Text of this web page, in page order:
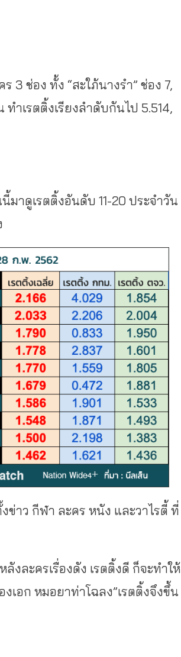
3 ช่อง ทั้ง “สะใภ้นางรำ” ช่อง 7,
ำเรตติ้งเรียงลำดับกันไป 5.514,
าดูเรตติ้งอันดับ 11-20 ประจำวัน
ข่าว กีฬา ละคร หนัง และวาไรตี้ ที่
งละครเรื่องดัง เรตติ้งดี ก็จะทำให้
เอก หมอยาท่าโฉลง”เรตติ้งจึงขึ้น